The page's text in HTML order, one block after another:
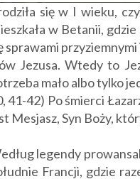
się w I wieku,
w Betanii,
sprawami
Jezusa. Wtedy to
mało albo tylko
41-42) Po śmierci
Mesjasz, Syn Boży,
legendy
Francji, gdzie